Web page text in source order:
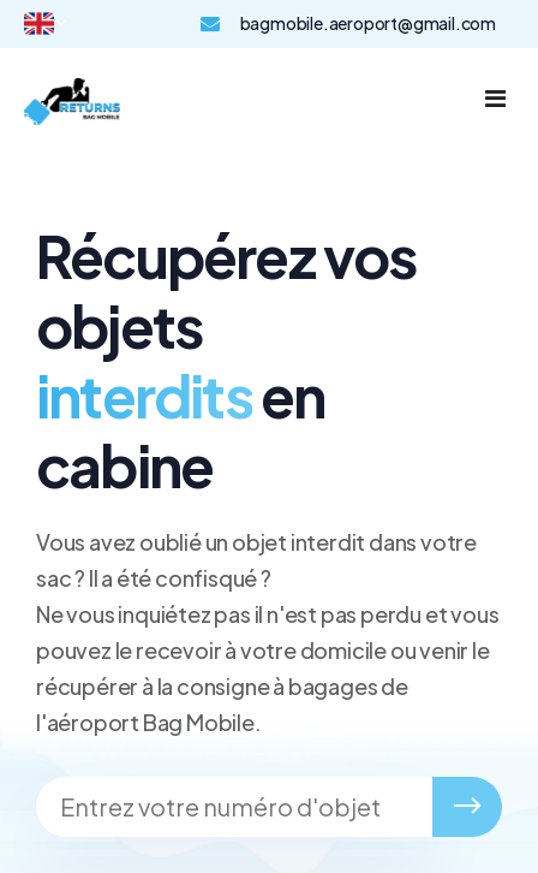
Select Language ▼
bagmobile.aeroport@gmail.com
F.A.Q
Récupérer mon objet !
Récupérez vos
objets
interditsen
cabine
Vous avez oublié un objet interdit dans votre
sac ? Il a été confisqué ?
Ne vous inquiétez pas il n'est pas perdu et vous
pouvez le recevoir à votre domicile ou venir le
récupérer à la consigne à bagages de
l'aéroport Bag Mobile.